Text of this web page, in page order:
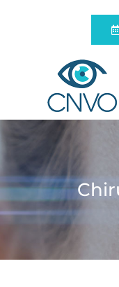
Centre
Examens
Chirurgie de l’œil